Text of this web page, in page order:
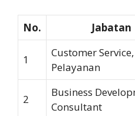
No. Jabatan
1
Customer Service,
Pelayanan
2
Business
Consultant